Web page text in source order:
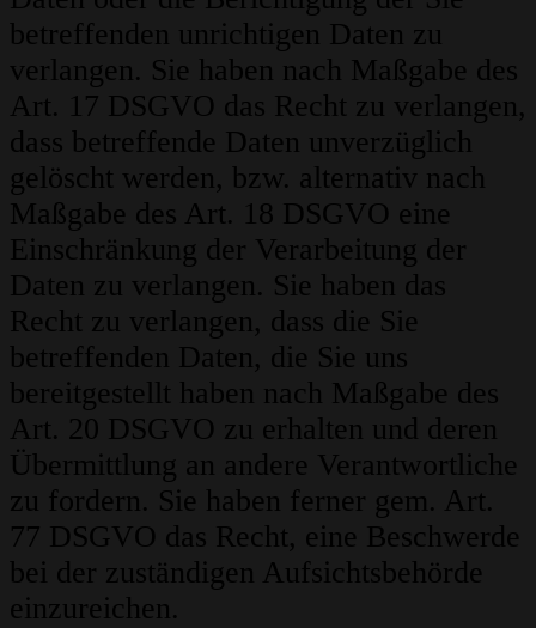
betreffenden unrichtigen Daten zu
verlangen. Sie haben nach Maßgabe des
Art. 17 DSGVO das Recht zu verlangen,
dass betreffende Daten unverzüglich
gelöscht werden, bzw. alternativ nach
Maßgabe des Art. 18 DSGVO eine
Einschränkung der Verarbeitung der
Daten zu verlangen. Sie haben das
Recht zu verlangen, dass die Sie
betreffenden Daten, die Sie uns
bereitgestellt haben nach Maßgabe des
Art. 20 DSGVO zu erhalten und deren
Übermittlung an andere Verantwortliche
zu fordern. Sie haben ferner gem. Art.
77 DSGVO das Recht, eine Beschwerde
bei der zuständigen Aufsichtsbehörde
einzureichen.